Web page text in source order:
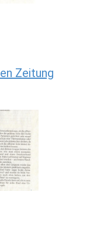
Zeitung